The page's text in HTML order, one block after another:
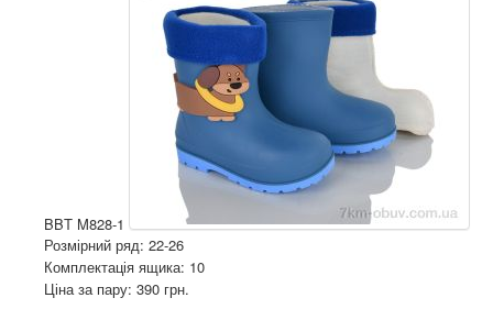
BBT M828-1
Розмірний ряд: 22-26
Комплектація ящика: 10
Ціна за пару: 390 грн.